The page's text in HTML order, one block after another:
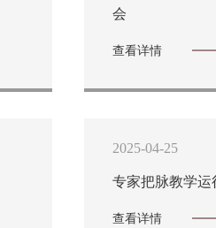
会
查看详情
2025-04-25
专家把脉教学运
查看详情